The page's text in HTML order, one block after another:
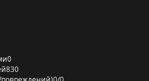
0
830